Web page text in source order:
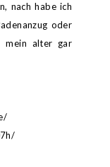
nach habe ich
oder
mein alter gar